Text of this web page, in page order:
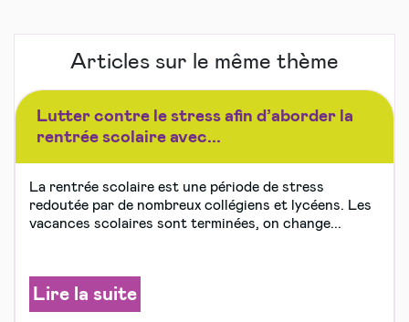
Articles sur le même thème
Lutter contre le stress afin d’aborder la
rentrée scolaire avec...
La rentrée scolaire est une période de stress
redoutée par de nombreux collégiens et lycéens. Les
vacances scolaires sont terminées, on change...
Lire la suite